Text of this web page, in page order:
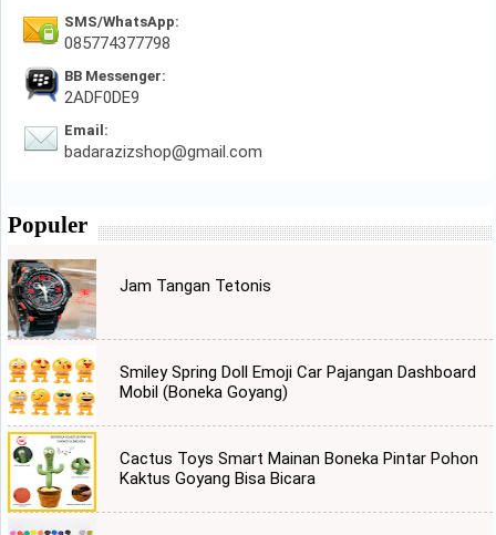
SMS/WhatsApp:
085774377798
BB Messenger:
2ADF0DE9
Email:
badarazizshop@gmail.com
Populer
Jam Tangan Tetonis
Smiley Spring Doll Emoji Car Pajangan Dashboard
Mobil (Boneka Goyang)
Cactus Toys Smart Mainan Boneka Pintar Pohon
Kaktus Goyang Bisa Bicara